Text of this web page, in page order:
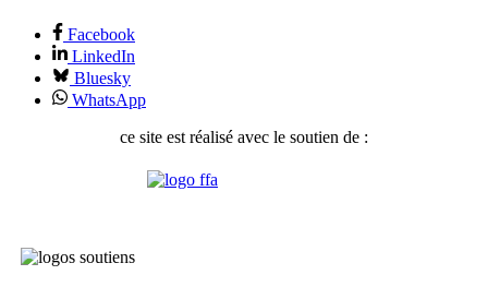
Facebook
LinkedIn
Bluesky
WhatsApp
ce site est réalisé avec le soutien de :